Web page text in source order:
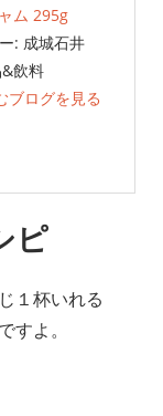
ム 295g
: 成城石井
飲料
ブログを見る
ピ
１杯いれる
すよ。